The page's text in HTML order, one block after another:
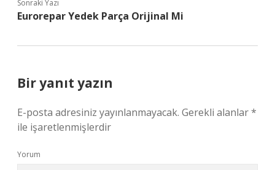
Sonraki Yazı
Eurorepar Yedek Parça Orijinal Mi
Bir yanıt yazın
E-posta adresiniz yayınlanmayacak. Gerekli alanlar*
ile işaretlenmişlerdir
Yorum